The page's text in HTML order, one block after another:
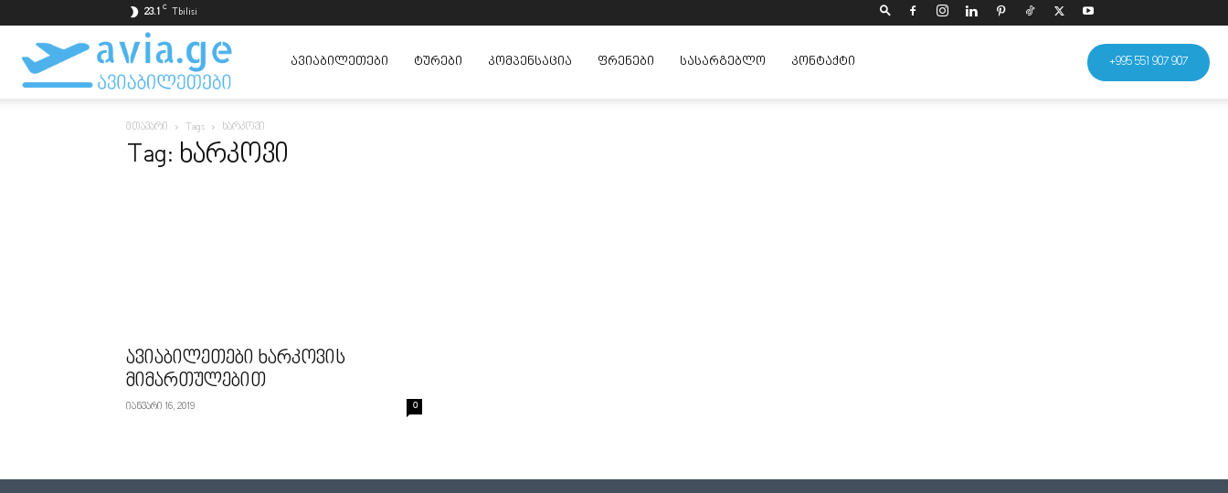
23.1 C Tbilisi
+995 551 907 907
ავიაბილეთები
ყველაზე
ᲐᲕᲘᲐᲑᲘᲚᲔᲗᲔᲑᲘ ᲢᲣᲠᲔᲑᲘ ᲙᲝᲛᲞᲔᲜᲡᲐᲪᲘᲐ ᲤᲠᲔᲜᲔᲑᲘ ᲡᲐᲡᲐᲠᲒᲔᲑᲚᲝ ᲙᲝᲜᲢᲐᲥᲢᲘ
მთავარი Tags ხარკოვი
Tag: ხარკოვი
ავიაბილეთები ხარკოვის
მიმართულებით
იანვარი 16, 2019 0